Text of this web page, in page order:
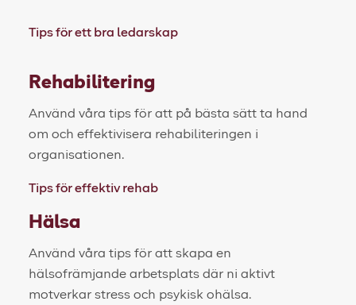
Tips för ett bra ledarskap
Rehabilitering
Använd våra tips för att på bästa sätt ta hand
om och effektivisera rehabiliteringen i
organisationen.
Tips för effektiv rehab
Hälsa
Använd våra tips för att skapa en
hälsofrämjande arbetsplats där ni aktivt
motverkar stress och psykisk ohälsa.